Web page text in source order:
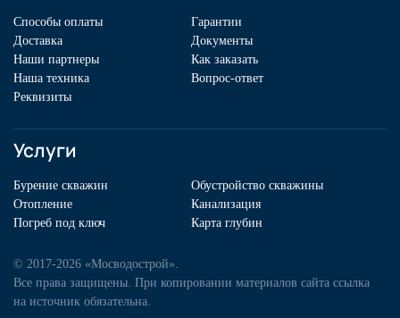
Способы оплаты
Гарантии
Доставка
Документы
Наши партнеры
Как заказать
Наша техника
Вопрос-ответ
Реквизиты
Услуги
Бурение скважин
Обустройство скважины
Отопление
Канализация
Погреб под ключ
Карта глубин
© 2017-2026 «Мосводострой».
Все права защищены. При копировании материалов сайта ссылка
на источник обязательна.